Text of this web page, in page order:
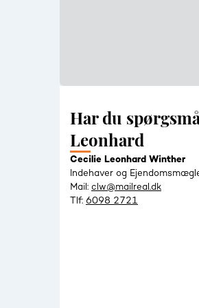
Har du
Leonhard
Cecilie Leonhard Winther
Indehaver og
Mail: clw@mailreal.dk
Tlf: 6098 2721